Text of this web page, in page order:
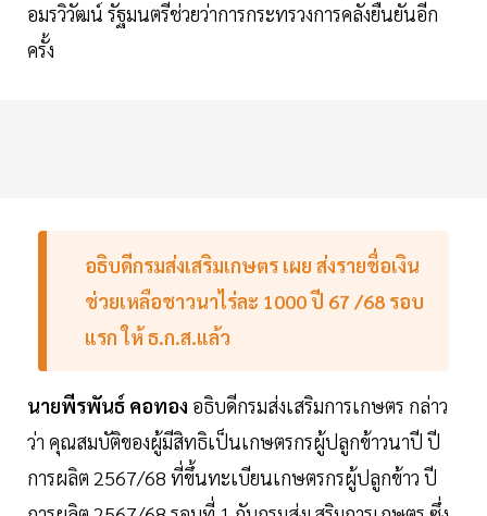
อมรวิวัฒน์ รัฐมนตรีช่วยว่าการกระทรวงการคลังยืนยันอีก
ครั้ง
อธิบดีกรมส่งเสริมเกษตร เผย ส่งรายชื่อเงิน
ช่วยเหลือชาวนาไร่ละ 1000 ปี 67 /68 รอบ
แรก ให้ ธ.ก.ส.แล้ว
นายพีรพันธ์ คอทอง อธิบดีกรมส่งเสริมการเกษตร กล่าว
ว่า คุณสมบัติของผู้มีสิทธิเป็นเกษตรกรผู้ปลูกข้าวนาปี ปี
การผลิต 2567/68 ที่ขึ้นทะเบียนเกษตรกรผู้ปลูกข้าว ปี